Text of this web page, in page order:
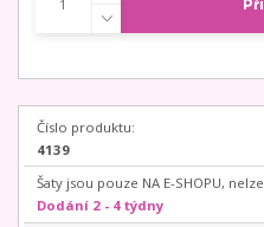
Číslo produktu:
4139
Šaty jsou pouze NA E-SHOPU,
Dodání 2 - 4 týdny